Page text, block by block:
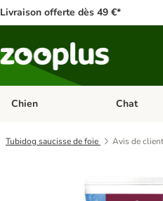
Livraison offerte dès 49 €*
Chien Dérouler
Chat
Tubidog saucisse de foie Avis de client